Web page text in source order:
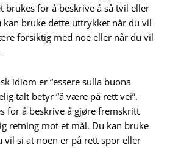
brukes for å beskrive å så tvil eller
kan bruke dette uttrykket når du vil
forsiktig med noe eller når du vil
idiom er “essere sulla buona
talt betyr “å være på rett vei”.
for å beskrive å gjøre fremskritt
retning mot et mål. Du kan bruke
vil si at noen er på rett spor eller